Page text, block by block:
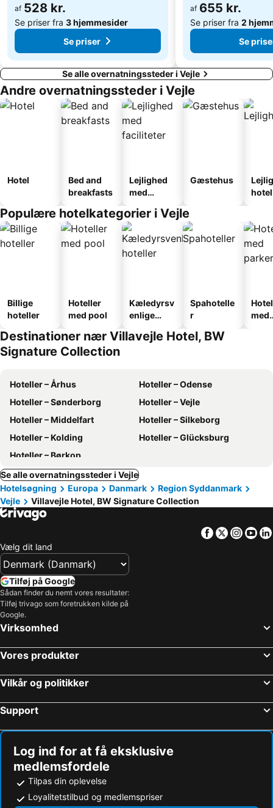
af 528 kr.
Se priser fra 3 hjemmesider
Se priser
af 655 kr.
Se priser fra 2
Se
Se alle overnatningssteder i Vejle
Andre overnatningssteder i Vejle
Hotel
Bed and
breakfasts
Lejlighed
med
Gæstehus
hotel
Populære hotelkategorier i Vejle
Billige
hoteller
Hoteller
med pool
Kæledyrsv
enlige
Spahotelle
r
med
Destinationer nær Villavejle Hotel, BW
Signature Collection
Hoteller – Århus
Hoteller – Odense
Hoteller – Sønderborg
Hoteller – Vejle
Hoteller – Middelfart
Hoteller – Silkeborg
Hoteller – Kolding
Hoteller – Glücksburg
Hoteller – Børkop
Se alle overnatningssteder i Vejle
Hotelsøgning
Europa Danmark
Region Syddanmark
Vejle
Villavejle Hotel, BW Signature Collection
Facebook
Twitter
Vælg dit land
Tilføj på Google
Sådan finder du nemt vores resultater:
Tilføj trivago som foretrukken kilde på
Google.
Virksomhed
Vores produkter
Vilkår og politikker
Support
Log ind for at få eksklusive
medlemsfordele
Tilpas din oplevelse
Loyalitetstilbud og medlemspriser